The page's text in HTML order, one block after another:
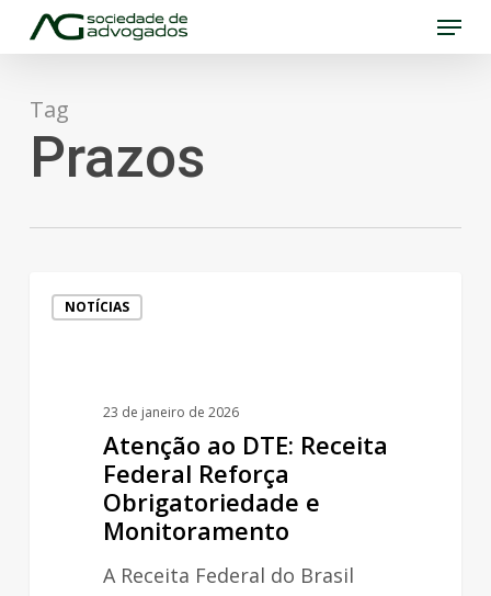
Skip
to
content
Menu
Tag
Prazos
Atenção
Obrigatoriedade
Monitoramento
NOTÍCIAS
23 de janeiro de 2026
Atenção ao DTE: Receita
Federal Reforça
Obrigatoriedade e
Monitoramento
A Receita Federal do Brasil